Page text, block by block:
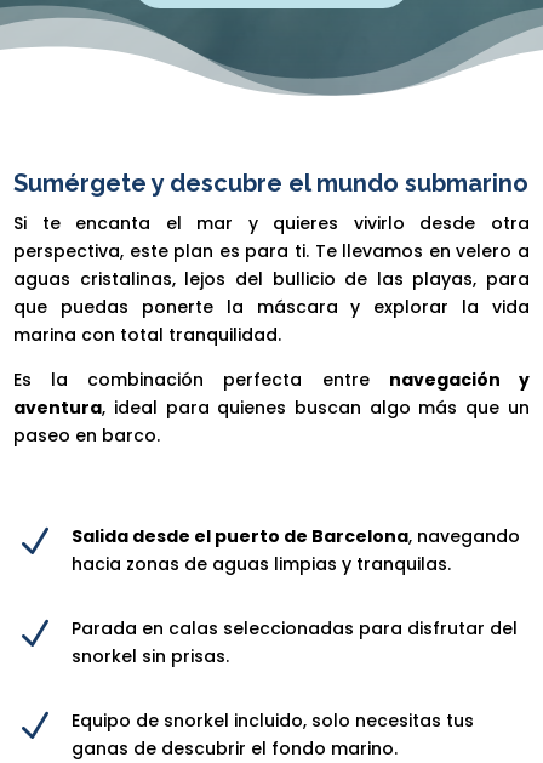
Sumérgete y descubre el mundo submarino
Si te encanta el mar y quieres vivirlo desde otra
perspectiva, este plan es para ti. Te llevamos en velero a
aguas cristalinas, lejos del bullicio de las playas, para
que puedas ponerte la máscara y explorar la vida
marina con total tranquilidad.
Es la combinación perfecta entre navegación y
aventura, ideal para quienes buscan algo más que un
paseo en barco.
N Salida desde el puerto de Barcelona, navegando
hacia zonas de aguas limpias y tranquilas.
N
Parada en calas seleccionadas para disfrutar del
snorkel sin prisas.
N
Equipo de snorkel incluido, solo necesitas tus
ganas de descubrir el fondo marino.